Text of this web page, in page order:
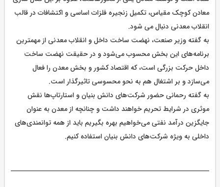
معادن کوچک مقیاس، تکمیل زنجیره فلزات اساسی و اکتشافات در قالب
انقلاب معدنی دنبال می شود.
به گفته وزیر صنعت، نهضت ساخت داخل و انقلاب معدنی از مهمترین
برنامه‌های این بخش محسوب می‌شود و در حقیقت نهضت ساخت
داخل حرکت بزرگی است، که اقتصاد کشور و بخش معدن را فعال
می‌سازد و بر اشتغال هم به نحو محسوسی تاثیرگذار است.
به گفته رحمانی حضور شرکت‌های دانش بنیان و استارتاپ‌ها نقش
موثری در شرایط تحریم خواهند داشت و چنانچه از معدن به عنوان
جایگزین درآمد نفتی می‌خواهیم بهره بگیریم باید از همه توانمندی‌های
داخلی به ویژه شرکت‌های دانش بنیان استفاده کنیم.